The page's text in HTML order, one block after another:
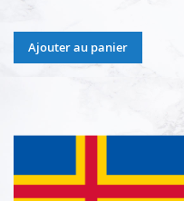
Ajouter au panier